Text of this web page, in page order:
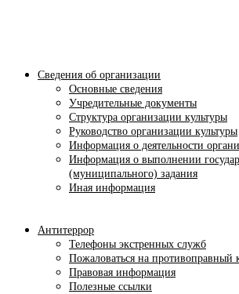
Сведения об организации
Основные сведения
Учредительные документы
Структура организации культуры
Руководство организации культуры
Информация о деятельности
Информация о выполнении
(муниципального) задания
Иная информация
Антитеррор
Телефоны экстренных служб
Пожаловаться на противоправный
Правовая информация
Полезные ссылки